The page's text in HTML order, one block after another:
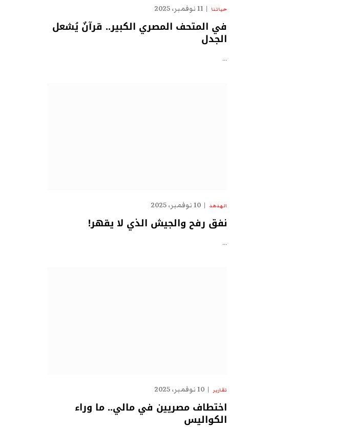
حياتنا 11 نوفمبر، 2025
في المتحف المصري الكبير.. قرآنٌ يُشعل
الجدل
…
الهدهد 10 نوفمبر، 2025
نفق رفح والجيش الذي لا يقهر!
…
تقارير 10 نوفمبر، 2025
اختطاف مصريين في مالي.. ما وراء
الكواليس